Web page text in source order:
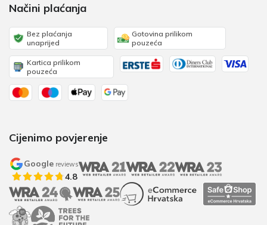
Načini plaćanja
Bez plaćanja
unaprijed
Gotovina prilikom
pouzeća
Kartica prilikom
pouzeća
Cijenimo povjerenje
Google reviews
4.8